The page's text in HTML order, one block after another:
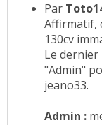
Par
Affirmatif,
130cv
Le dernier
"Admin"
jeano33.
Admin :